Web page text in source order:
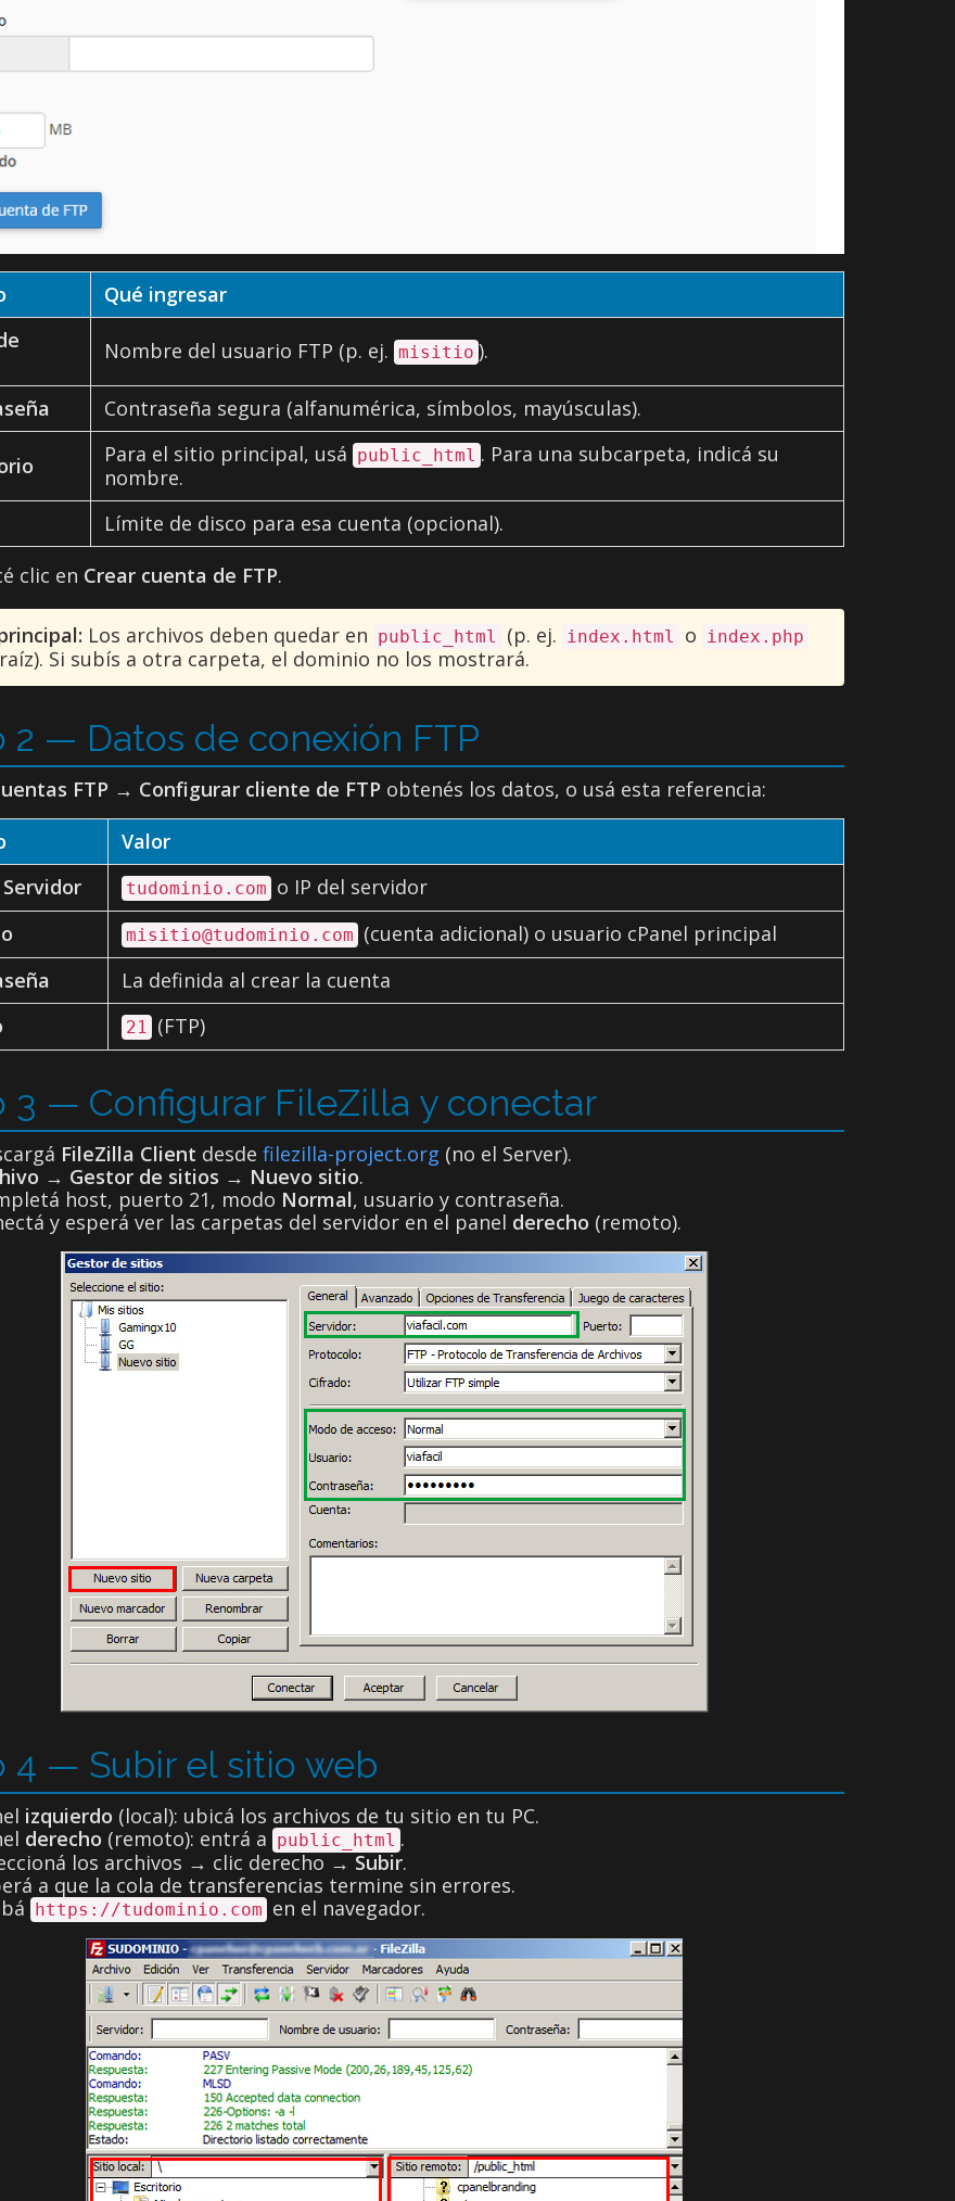
Qué ingresar
Nombre del usuario FTP (p. ej. misitio ).
Contraseña segura (alfanumérica, símbolos, mayúsculas).
Para el sitio principal, usá public_html . Para una subcarpeta, indicá su
nombre.
Límite de disco para esa cuenta (opcional).
clic en Crear cuenta de FTP.
Los archivos deben quedar en public_html (p. ej. index.html o index.php
Si subís a otra carpeta, el dominio no los mostrará.
2 — Datos de conexión FTP
FTP → Configurar cliente de FTP obtenés los datos, o usá esta referencia:
Valor
tudominio.com o IP del servidor
misitio@tudominio.com (cuenta adicional) o usuario cPanel principal
La definida al crear la cuenta
21 (FTP)
3 — Configurar FileZilla y conectar
FileZilla Client desde filezilla-project.org (no el Server).
→ Gestor de sitios → Nuevo sitio.
host, puerto 21, modo Normal, usuario y contraseña.
y esperá ver las carpetas del servidor en el panel derecho (remoto).
4 — Subir el sitio web
izquierdo (local): ubicá los archivos de tu sitio en tu PC.
derecho (remoto): entrá a public_html .
los archivos → clic derecho → Subir.
a que la cola de transferencias termine sin errores.
https://tudominio.com en el navegador.